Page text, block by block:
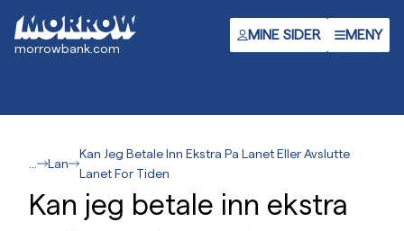
hovedinnhold
morrowbank.com
MINE SIDER MENY
Lan
Kan Jeg Betale Inn Ekstra Pa Lanet Eller Avslutte
Lanet For Tiden
Kan jeg betale inn ekstra